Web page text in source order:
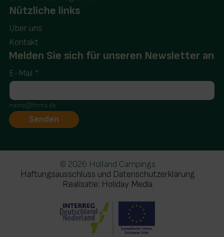
Nützliche links
Über uns
Kontakt
Melden Sie sich für unseren Newsletter an
E-Mail *
name@firma.de
© 2026 Holland Campings
Haftungsausschluss und Datenschutzerklärung
Realisatie: Holiday Media